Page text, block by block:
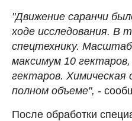
"Движение саранчи
ходе исследования. В
спецтехнику.
максимум 10
гектаров. Химическая
полном объеме", -
После обработки